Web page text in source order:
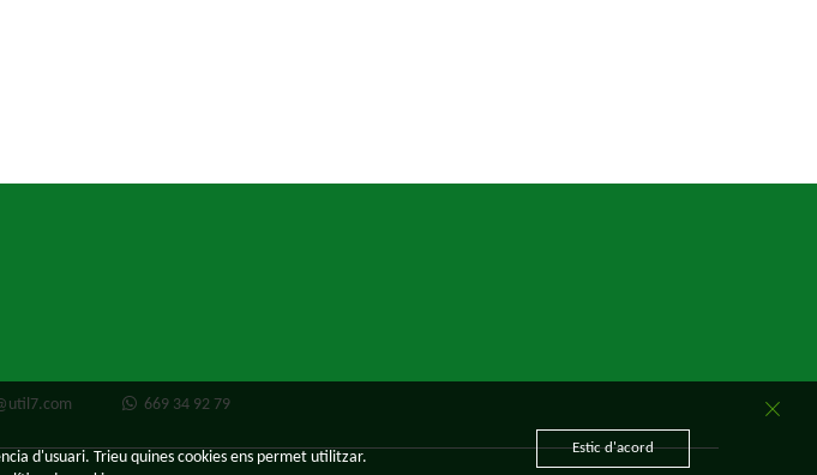
669 34 92 79
d'usuari. Trieu quines cookies ens permet utilitzar.
Estic d'acord